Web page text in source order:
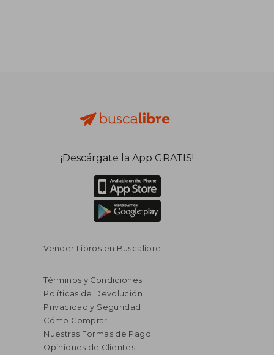
¡Descárgate la App GRATIS!
Vender Libros en Buscalibre
Términos y Condiciones
Políticas de Devolución
Privacidad y Seguridad
Cómo Comprar
Nuestras Formas de Pago
Opiniones de Clientes